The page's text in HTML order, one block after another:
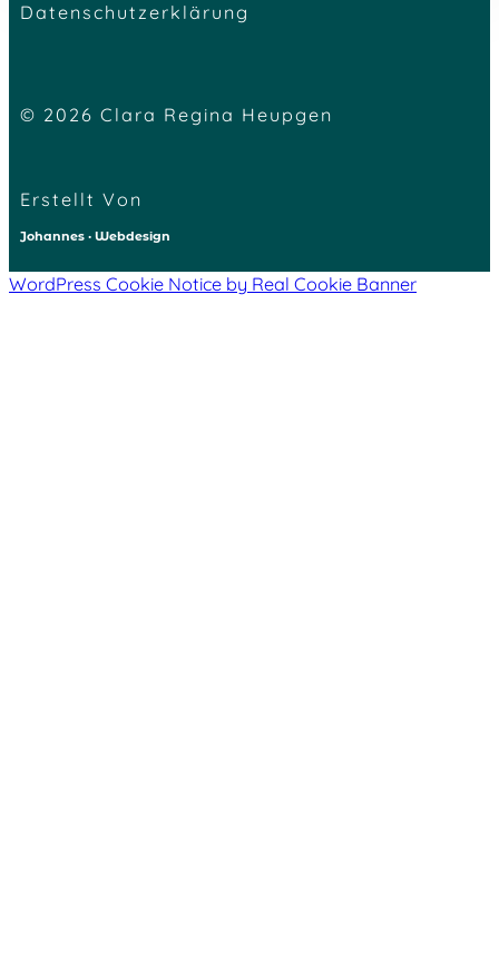
Datenschutzerklärung
© 2026 Clara Regina Heupgen
Erstellt Von
Johannes · Webdesign
WordPress Cookie Notice by Real Cookie Banner